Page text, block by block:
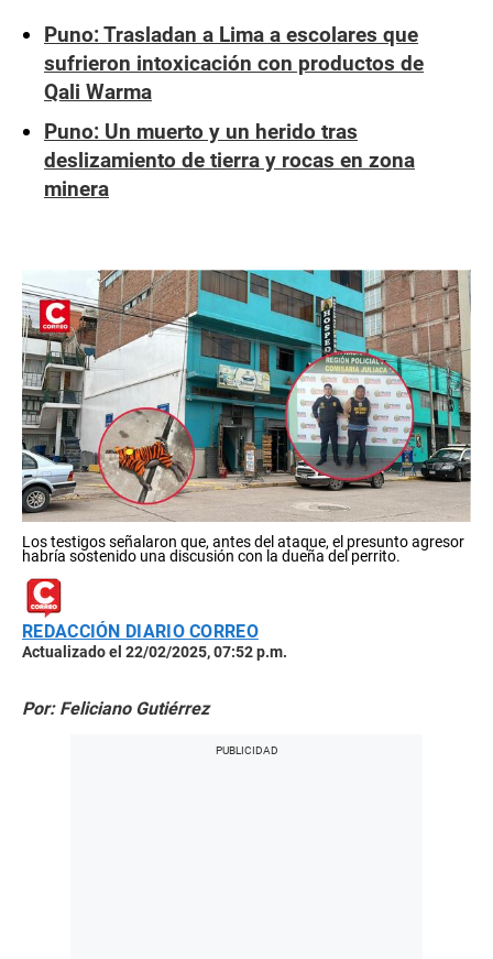
Puno: Trasladan a Lima a escolares que
sufrieron intoxicación con productos de
Qali Warma
Puno: Un muerto y un herido tras
deslizamiento de tierra y rocas en zona
minera
Los testigos señalaron que, antes del ataque, el presunto agresor
habría sostenido una discusión con la dueña del perrito.
REDACCIÓN DIARIO CORREO
Actualizado el 22/02/2025, 07:52 p.m.
Por: Feliciano Gutiérrez